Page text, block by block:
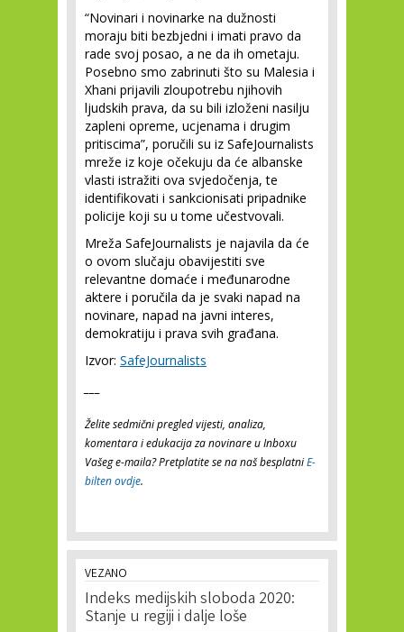
“Novinari i novinarke na dužnosti
moraju biti bezbjedni i imati pravo da
rade svoj posao, a ne da ih ometaju.
Posebno smo zabrinuti što su Malesia i
Xhani prijavili zloupotrebu njihovih
ljudskih prava, da su bili izloženi nasilju
zapleni opreme, ucjenama i drugim
pritiscima”, poručili su iz SafeJournalists
mreže iz koje očekuju da će albanske
vlasti istražiti ova svjedočenja, te
identifikovati i sankcionisati pripadnike
policije koji su u tome učestvovali.
Mreža SafeJournalists je najavila da će
o ovom slučaju obavijestiti sve
relevantne domaće i međunarodne
aktere i poručila da je svaki napad na
novinare, napad na javni interes,
demokratiju i prava svih građana.
Izvor: SafeJournalists
Želite sedmični pregled vijesti, analiza,
komentara i edukacija za novinare u Inboxu
Vašeg e-maila? Pretplatite se na naš besplatniE-
bilten ovdje.
VEZANO
Indeks medijskih sloboda 2020:
Stanje u regiji i dalje loše